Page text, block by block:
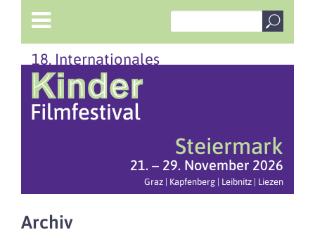
18. Internationales
Steiermark
21. – 29. November 2026
Graz | Kapfenberg | Leibnitz | Liezen
Archiv